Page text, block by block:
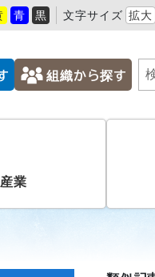
青 黒 文字サイズ 拡大
組織から探す
業